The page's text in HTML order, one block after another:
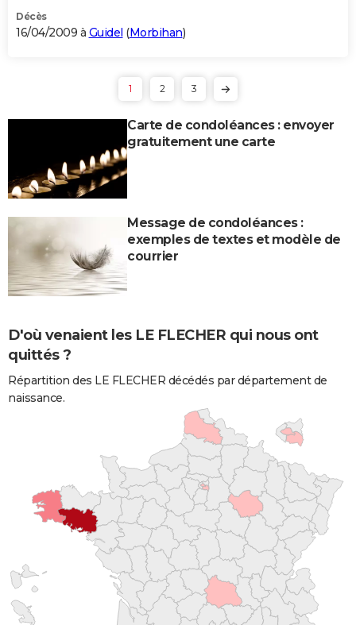
Décès
16/04/2009 à Guidel (Morbihan)
1 2 3
Carte de condoléances : envoyer
gratuitement une carte
Message de condoléances :
exemples de textes et modèle de
courrier
D'où venaient les LE FLECHER qui nous ont
quittés ?
Répartition des LE FLECHER décédés par département de
naissance.